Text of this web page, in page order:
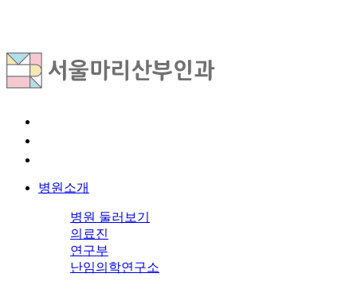
병원소개
병원 둘러보기
의료진
연구부
난임의학연구소